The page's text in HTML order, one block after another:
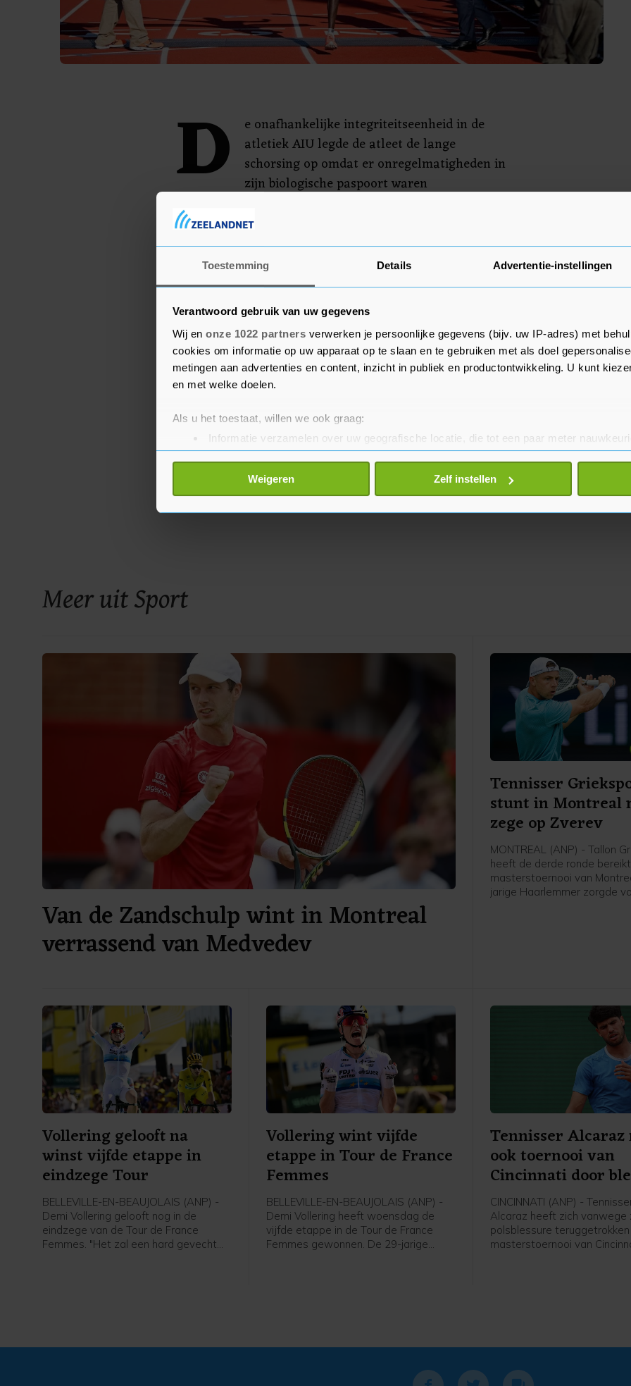
Toestemming Details Advertentie-instellingen
Verantwoord gebruik van uw gegevens
Wij en onze 1022 partners verwerken je persoonlijke gegevens (bijv. uw IP-adres) met
cookies om informatie op uw apparaat op te slaan en te gebruiken met als doel
metingen aan advertenties en content, inzicht in publiek en productontwikkeling. U kunt
en met welke doelen.
Als u het toestaat, willen we ook graag:
Informatie verzamelen over uw geografische locatie, die tot een paar meter
Uw apparaat identificeren door het actief te scannen op specifieke eigenschappen
Lees meer over hoe uw persoonlijke gegevens worden verwerkt en stel uw voorkeuren in het
toestemming op elk moment wijzigen of intrekken in de Cookieverklaring.
Weigeren Zelf instellen
D
e onafhankelijke integriteitseenheid in de
atletiek AIU legde de atleet de lange
schorsing op omdat er onregelmatigheden in
zijn biologische paspoort waren
middel of methode. Zijn schorsing is met terugwerkende
kracht ingegaan vanaf december 2019.
Meer uit Sport
Van de Zandschulp wint in Montreal
verrassend van Medvedev
Tennisser
stunt in Montreal
zege op Zverev
MONTREAL (ANP) - Tallon
heeft de derde ronde
masterstoernooi van
jarige Haarlemmer zorgde
Vollering gelooft na
winst vijfde etappe in
eindzege Tour
BELLEVILLE-EN-BEAUJOLAIS (ANP) -
Demi Vollering gelooft nog in de
eindzege van de Tour de France
Femmes. "Het zal een hard gevecht
Vollering wint vijfde
etappe in Tour de France
Femmes
BELLEVILLE-EN-BEAUJOLAIS (ANP) -
Demi Vollering heeft woensdag de
vijfde etappe in de Tour de France
Femmes gewonnen. De 29-jarige
Tennisser
ook toernooi van
Cincinnati door
CINCINNATI (ANP) -
Alcaraz heeft zich vanwege
polsblessure
masterstoernooi van